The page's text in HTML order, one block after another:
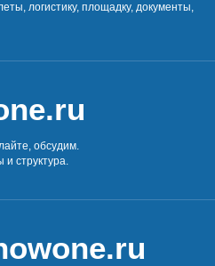
логистику, площадку, документы,
обсудим.
структура.